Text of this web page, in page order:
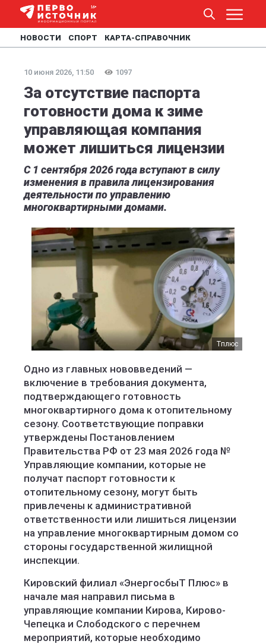
НОВОСТИ СПОРТ КАРТА-СПРАВОЧНИК
10 июня 2026, 11:50 1097
За отсутствие паспорта
готовности дома к зиме
управляющая компания
может лишиться лицензии
С 1 сентября 2026 года вступают в силу
изменения в правила лицензирования
деятельности по управлению
многоквартирными домами.
Тплюс
Одно из главных нововведений —
включение в требования документа,
подтверждающего готовность
многоквартирного дома к отопительному
сезону. Соответствующие поправки
утверждены Постановлением
Правительства РФ от 23 мая 2026 года №
Управляющие компании, которые не
получат паспорт готовности к
отопительному сезону, могут быть
привлечены к административной
ответственности или лишиться лицензии
на управление многоквартирным домом со
стороны государственной жилищной
инспекции.
Кировский филиал «ЭнергосбыТ Плюс» в
начале мая направил письма в
управляющие компании Кирова, Кирово-
Чепецка и Слободского с перечнем
мероприятий, которые необходимо